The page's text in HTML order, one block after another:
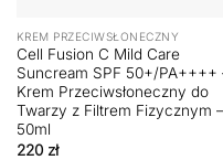
KREM PRZECIWSŁONECZNY
Cell Fusion C Mild Care
Suncream SPF 50+/PA++++
Krem Przeciwsłoneczny do
Twarzy z Filtrem Fizycznym –
50ml
220 zł